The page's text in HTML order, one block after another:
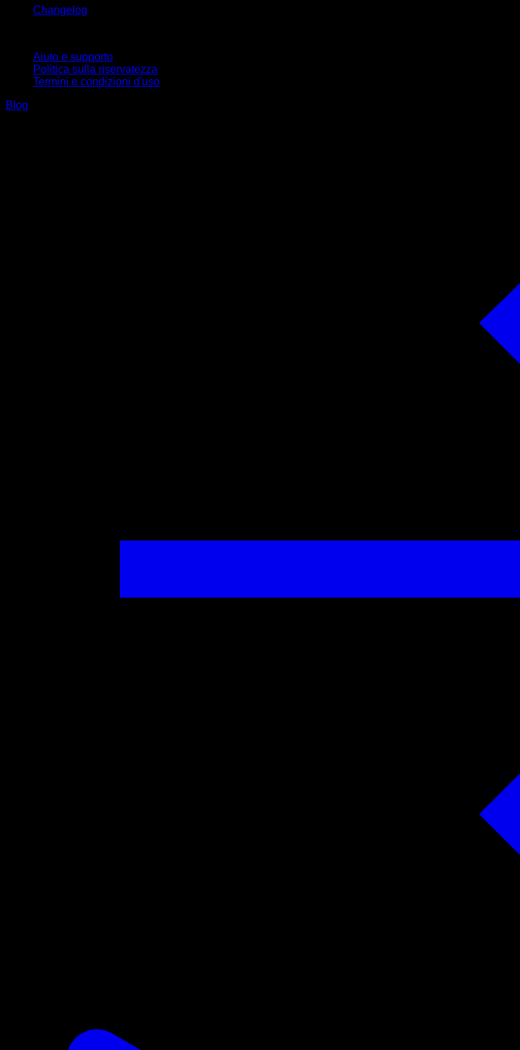
Changelog
Aiuto e supporto
Politica sulla riservatezza
Termini e condizioni d'uso
Blog